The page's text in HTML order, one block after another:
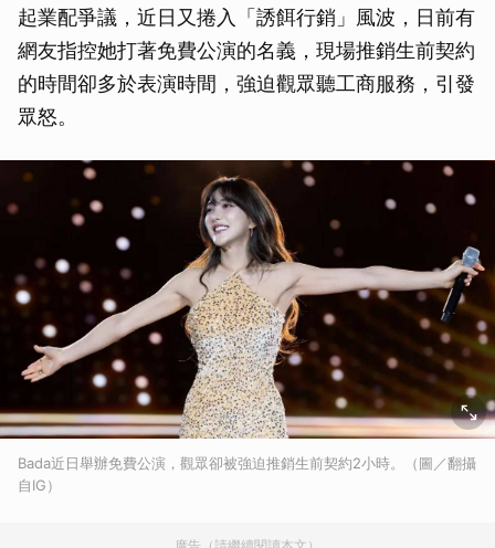
起業配爭議，近日又捲入「誘餌行銷」風波，日前有
網友指控她打著免費公演的名義，現場推銷生前契約
的時間卻多於表演時間，強迫觀眾聽工商服務，引發
眾怒。
Bada近日舉辦免費公演，觀眾卻被強迫推銷生前契約2小時。（圖／翻攝
自IG）